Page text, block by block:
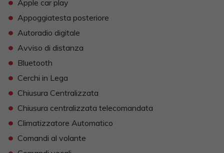
Apple car play
• Appoggiatesta posteriore
• Autoradio digitale
• Avviso di distanza
• Bluetooth
• Cerchi in Lega
• Chiusura Centralizzata
• Chiusura centralizzata telecomandata
• Climatizzatore Automatico
• Comandi al volante